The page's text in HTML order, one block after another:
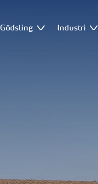
Gödsling Industri